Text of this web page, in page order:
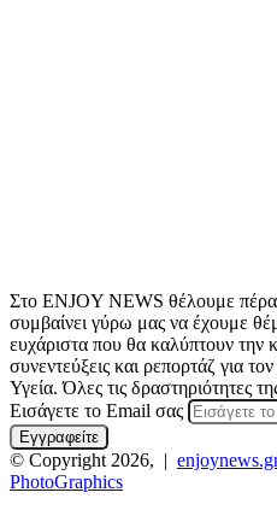
Στο ENJOY NEWS θέλουμε πέρα
συμβαίνει γύρω μας να έχουμε
ευχάριστα που θα καλύπτουν την
συνεντεύξεις και ρεπορτάζ για
Υγεία. Όλες τις δραστηριότητες
Εισάγετε το Email σας
© Copyright 2026, |
PhotoGraphics